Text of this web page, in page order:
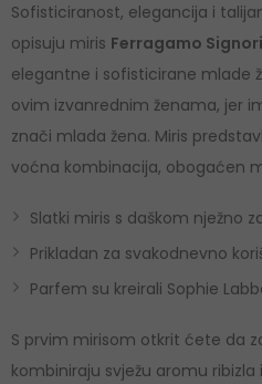
Sofisticiranost, elegancija i
opisuju miris Ferragamo
elegantne i sofisticirane mlade
ovim izvanrednim ženama, jer
znači mlada žena. Miris
voćna kombinacija, obogaćen
Slatki miris s daškom nježno
Prikladan za svakodnevno
Parfem su kreirali Sophie
S prvim mirisom otkrit ćete da
kombiniraju svježu aromu